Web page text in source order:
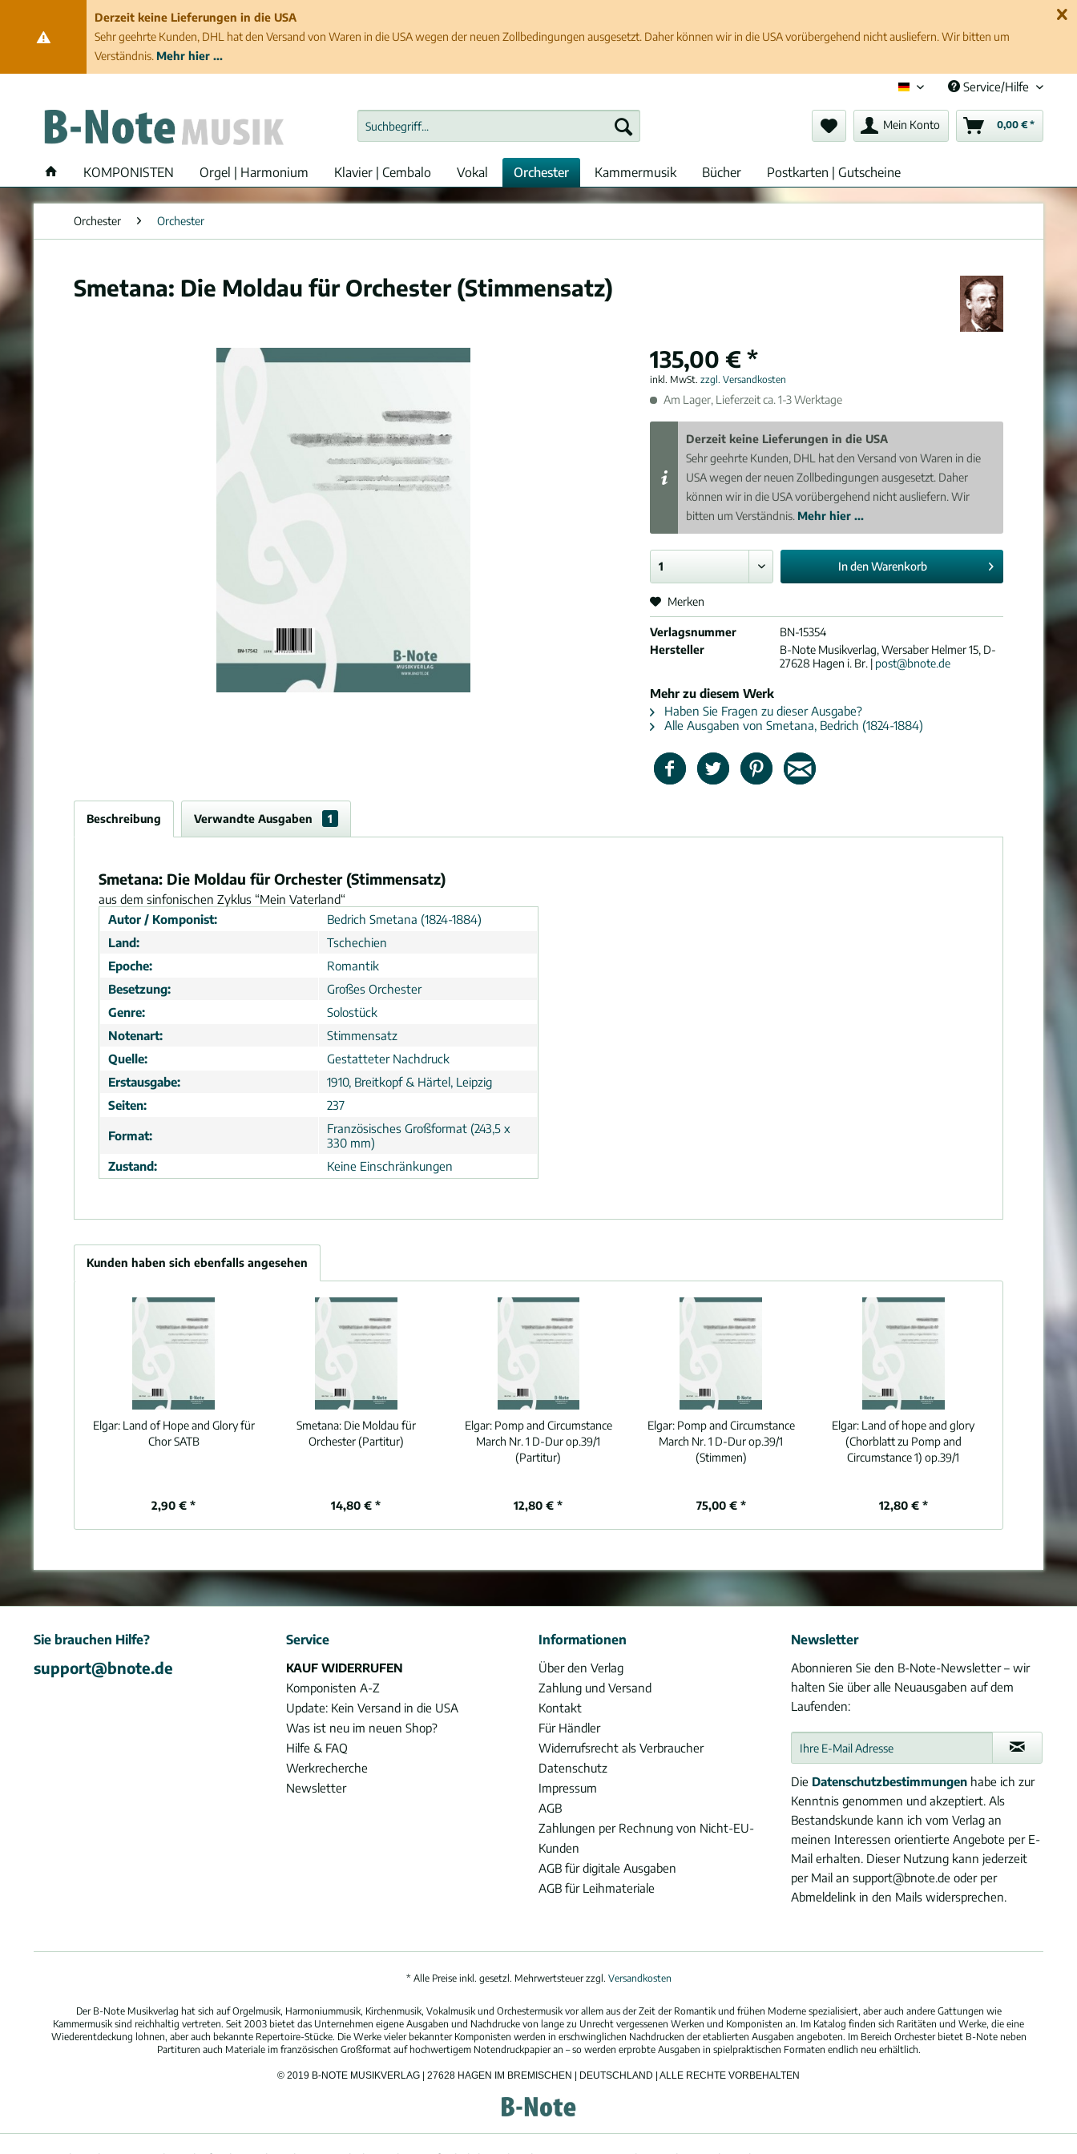
Derzeit keine Lieferungen in die USA
Sehr geehrte Kunden, DHL hat den Versand von Waren in die USA wegen der neuen Zollbedingungen ausgesetzt. Daher können wir in die USA vorübergehend nicht ausliefern. Wir bitten um
Verständnis. Mehr hier ...
Deutsch (de)
Service/Hilfe
Mein Konto 0,00 € *
KOMPONISTEN Orgel | Harmonium Klavier | Cembalo Vokal Orchester Kammermusik Bücher Postkarten | Gutscheine
Orchester Orchester
Smetana: Die Moldau für Orchester (Stimmensatz)
135,00 € *
inkl. MwSt.zzgl. Versandkosten
Am Lager, Lieferzeit ca. 1-3 Werktage
Derzeit keine Lieferungen in die USA
Sehr geehrte Kunden, DHL hat den Versand von Waren in die
USA wegen der neuen Zollbedingungen ausgesetzt. Daher
können wir in die USA vorübergehend nicht ausliefern. Wir
bitten um Verständnis. Mehr hier ...
In denWarenkorb
Merken
Verlagsnummer
BN-15354
Hersteller
B-Note Musikverlag, Wersaber Helmer 15, D-
27628 Hagen i. Br. | post@bnote.de
Mehr zu diesem Werk
Haben Sie Fragen zu dieser Ausgabe?
Alle Ausgaben von Smetana, Bedrich (1824-1884)
Beschreibung Verwandte Ausgaben 1
Smetana: Die Moldau für Orchester (Stimmensatz)
aus dem sinfonischen Zyklus “Mein Vaterland“
Autor / Komponist:
Bedrich Smetana (1824-1884)
Land:
Tschechien
Epoche:
Romantik
Besetzung:
Großes Orchester
Genre:
Solostück
Notenart:
Stimmensatz
Quelle:
Gestatteter Nachdruck
Erstausgabe:
1910, Breitkopf & Härtel, Leipzig
Seiten:
237
Format:
Französisches Großformat (243,5 x
330 mm)
Zustand:
Keine Einschränkungen
Kunden haben sich ebenfalls angesehen
Elgar: Land of Hope and Glory für
Chor SATB
2,90 € *
Smetana: Die Moldau für
Orchester (Partitur)
14,80 € *
Elgar: Pomp and Circumstance
March Nr. 1 D-Dur op.39/1
(Partitur)
12,80 € *
Elgar: Pomp and Circumstance
March Nr. 1 D-Dur op.39/1
(Stimmen)
75,00 € *
Elgar: Land of hope and glory
(Chorblatt zu Pomp and
Circumstance 1) op.39/1
12,80 € *
Sie brauchen Hilfe?
support@bnote.de
Service
KAUF WIDERRUFEN
Komponisten A-Z
Update: Kein Versand in die USA
Was ist neu im neuen Shop?
Hilfe & FAQ
Werkrecherche
Newsletter
Informationen
Über den Verlag
Zahlung und Versand
Kontakt
Für Händler
Widerrufsrecht als Verbraucher
Datenschutz
Impressum
AGB
Zahlungen per Rechnung von Nicht-EU-
Kunden
AGB für digitale Ausgaben
AGB für Leihmateriale
Newsletter
Abonnieren Sie den B-Note-Newsletter – wir
halten Sie über alle Neuausgaben auf dem
Laufenden:
Die Datenschutzbestimmungen habe ich zur
Kenntnis genommen und akzeptiert. Als
Bestandskunde kann ich vom Verlag an
meinen Interessen orientierte Angebote per E-
Mail erhalten. Dieser Nutzung kann jederzeit
per Mail an support@bnote.de oder per
Abmeldelink in den Mails widersprechen.
* Alle Preise inkl. gesetzl. Mehrwertsteuer zzgl. Versandkosten
Der B-Note Musikverlag hat sich auf Orgelmusik, Harmoniummusik, Kirchenmusik, Vokalmusik und Orchestermusik vor allem aus der Zeit der Romantik und frühen Moderne spezialisiert, aber auch andere Gattungen wie
Kammermusik sind reichhaltig vertreten. Seit 2003 bietet das Unternehmen eigene Ausgaben und Nachdrucke von lange zu Unrecht vergessenen Werken und Komponisten an. Im Katalog finden sich Raritäten und Werke, die eine
Wiederentdeckung lohnen, aber auch bekannte Repertoire-Stücke. Die Werke vieler bekannter Komponisten werden in erschwinglichen Nachdrucken der etablierten Ausgaben angeboten. Im Bereich Orchester bietet B-Note neben
Partituren auch Materiale im französischen Großformat auf hochwertigem Notendruckpapier an – so werden erprobte Ausgaben in spielpraktischen Formaten endlich neu erhältlich.
© 2019 B-NOTE MUSIKVERLAG | 27628 HAGEN IM BREMISCHEN | DEUTSCHLAND | ALLE RECHTE VORBEHALTEN